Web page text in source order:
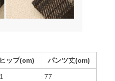
ヒップ(cm) パンツ丈(cm)
77